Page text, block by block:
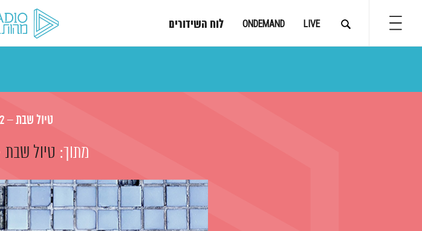
LIVE
ONDEMAND לוח השידורים
טיול שבת – 6.8.22
מתוך: טיול שבת